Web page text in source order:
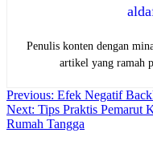
Penulis konten dengan
artikel yang ramah
Navigasi
pos
Previous: Efek Negatif
Next: Tips Praktis Pemarut
Rumah Tangga